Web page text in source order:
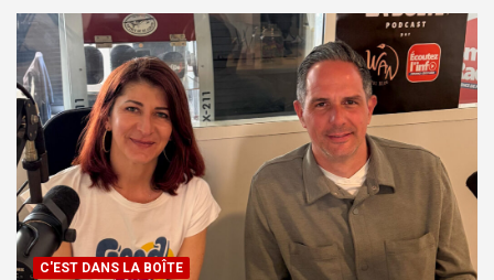
C'EST DANS LA BOÎTE